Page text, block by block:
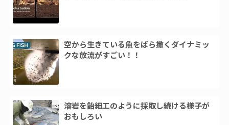
空から生きている魚をばら撒くダイナミッ
クな放流がすごい！！
溶岩を飴細工のように採取し続ける様子が
おもしろい